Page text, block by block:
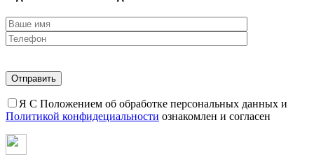
Я С Положением об обработке персональных данных и
Политикой конфидециальности ознакомлен и согласен